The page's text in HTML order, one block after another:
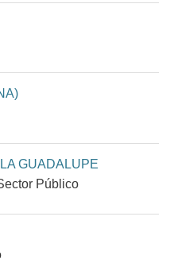
GUADALUPE
Público